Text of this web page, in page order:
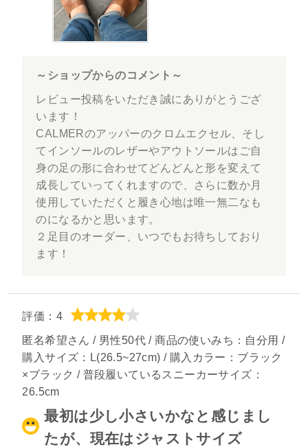
～ショップからのコメント～
レビュー投稿をいただき誠にありがとうござ
います！
CALMERのアッパーのクロムエクセル、そし
てインソールのレザーやアウトソールはご自
身の足の形に合わせてどんどんと形を変えて
成長していってくれますので、さらに数か月
使用していただくと履き心地は唯一無二なも
のになるかと思います。
２足目のオーダー、いつでもお待ちしており
ます！
評価：4
匿名希望さん / 男性50代 / 商品の使いみち：自分用 /
購入サイズ：L(26.5~27cm) / 購入カラー：ブラック
×ブラック / 普段履いているスニーカーサイズ：
26.5cm
最初は少し小さいかなと感じまし
たが、現在はジャストサイズ